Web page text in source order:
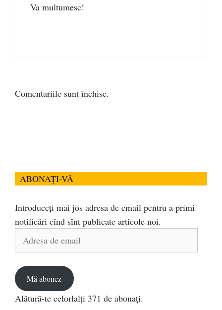
Va multumesc!
Comentariile sunt închise.
ABONAȚI-VĂ
Introduceți mai jos adresa de email pentru a primi
notificări cînd sînt publicate articole noi.
Adresa
Mă abonez
Alătură-te celorlalți 371 de abonați.